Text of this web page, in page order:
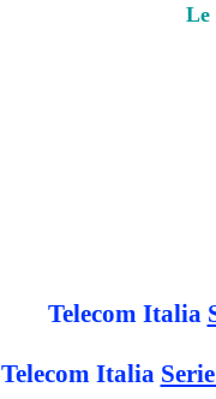
Le
Telecom Italia
Telecom Italia